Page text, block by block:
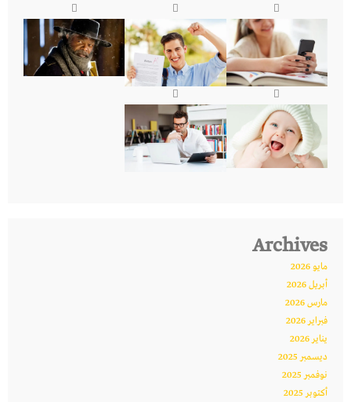
Archives
مايو 2026
أبريل 2026
مارس 2026
فبراير 2026
يناير 2026
ديسمبر 2025
نوفمبر 2025
أكتوبر 2025